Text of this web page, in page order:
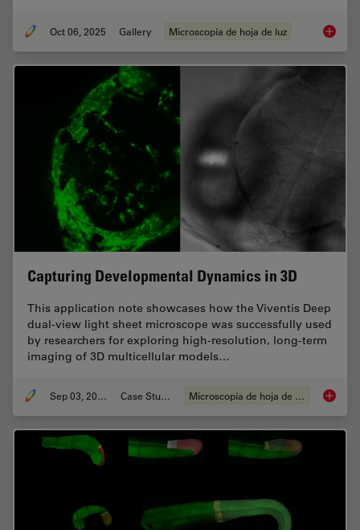
Oct 06, 2025 Gallery Microscopía de hoja de luz Focus
Capturing Developmental Dynamics in 3D
This application note showcases how the Viventis Deep
dual-view light sheet microscope was successfully used
by researchers for exploring high-resolution, long-term
imaging of 3D multicellular models…
Sep 03, 2025 Case Study Microscopía de hoja de luz